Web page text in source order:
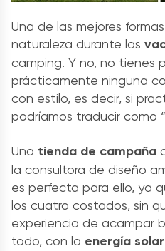
Una de las mejores
naturaleza durante las
camping. Y no, no tienes
prácticamente ninguna
con estilo, es decir, si
podríamos traducir como
Una tienda de campaña
la consultora de diseño
es perfecta para ello, ya
los cuatro costados, sin
experiencia de acampar
todo, con la energía solar